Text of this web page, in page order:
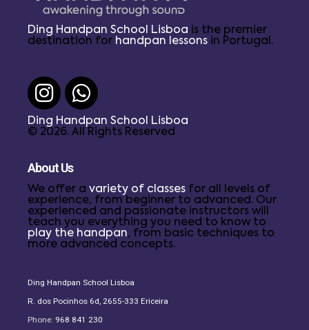
Ding Handpan School Lisboa is the premier
destination for handpan lessons in Portugal.
Ding Handpan School Lisboa
© 2026. All Rights Reserved
About Us
We offer a variety of classes for all levels of
experience, from beginner to advanced. Our
experienced and passionate instructors will
teach you everything you need to know to
play the handpan, from basic techniques to
more advanced concepts.
Ding Handpan School Lisboa
R. dos Pocinhos 6d, 2655-333 Ericeira
Phone: 968 841 230